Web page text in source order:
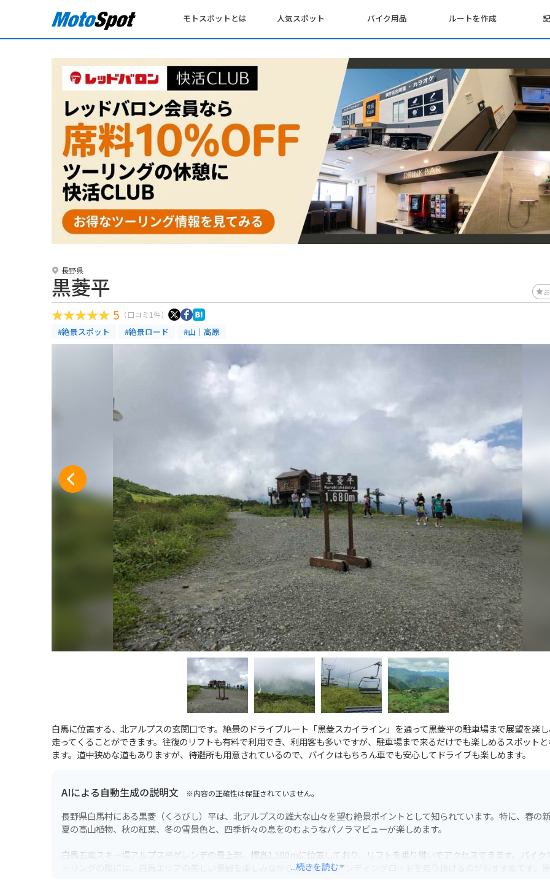
モトスポットとは 人気スポット バイク用品 ルートを作成
長野県
黒菱平
5 （口コミ1件）
#絶景スポット #絶景ロード #山｜高原
白馬に位置する、北アルプスの玄関口です。絶景のドライブルート「黒菱スカイライン」を通って黒菱平の駐車場まで展望を楽
走ってくることができます。往復のリフトも有料で利用でき、利用客も多いですが、駐車場まで来るだけでも楽しめるスポットと
ます。道中狭めな道もありますが、待避所も用意されているので、バイクはもちろん車でも安心してドライブも楽しめます。
AIによる自動生成の説明文 ※内容の正確性は保証されていません。
長野県白馬村にある黒菱（くろびし）平は、北アルプスの雄大な山々を望む絶景ポイントとして知られています。特に、春の新
夏の高山植物、秋の紅葉、冬の雪景色と、四季折々の息をのむようなパノラマビューが楽しめます。
白馬五竜スキー場アルプス平ゲレンデの最上部、標高1,500mに位置しており、リフトを乗り継いでアクセスできます。バイク
ーリングの際には、白馬エリアの美しい景観を楽しみながら、爽快なワインディングロードを走り抜けるのがおすすめです。黒
...続きを読む